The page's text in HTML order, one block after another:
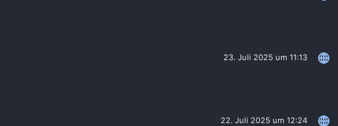
23. Juli 2025 um 11:13
22. Juli 2025 um 12:24